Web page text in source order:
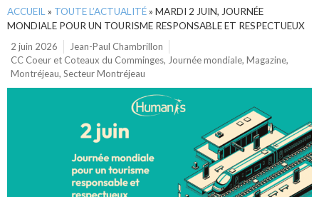
ACCUEIL » TOUTE L’ACTUALITÉ» MARDI 2 JUIN, JOURNÉE
MONDIALE POUR UN TOURISME RESPONSABLE ET RESPECTUEUX
2 juin 2026
Jean-Paul Chambrillon
CC Coeur et Coteaux du Comminges, Journée mondiale, Magazine,
Montréjeau, Secteur Montréjeau